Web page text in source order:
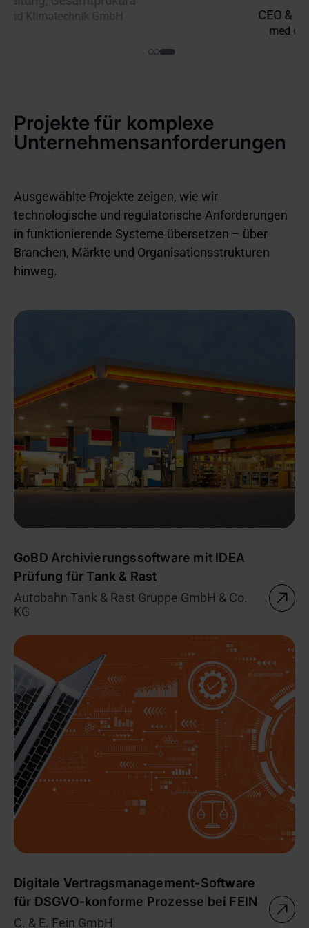
CEO & Medical Director
Projekte für komplexe
Unternehmensanforderungen
Ausgewählte Projekte zeigen, wie wir
technologische und regulatorische Anforderungen
in funktionierende Systeme übersetzen – über
Branchen, Märkte und Organisationsstrukturen
hinweg.
GoBD Archivierungssoftware mit IDEA
Prüfung für Tank & Rast
Autobahn Tank & Rast Gruppe GmbH & Co.
KG
Digitale Vertragsmanagement-Software
für DSGVO-konforme Prozesse bei FEIN
C. & E. Fein GmbH